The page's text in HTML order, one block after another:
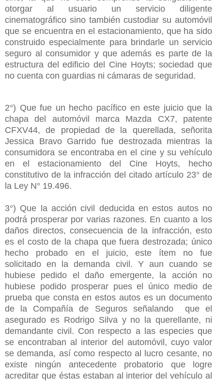
otorgar al usuario un servicio diligente
cinematográfico sino también custodiar su automóvil
que se encuentra en el estacionamiento, que ha sido
construido especialmente para brindarle un servicio
seguro al consumidor y que además es parte de la
estructura del edificio del Cine Hoyts; sociedad que
no cuenta con guardias ni cámaras de seguridad.
2°) Que fue un hecho pacífico en este juicio que la
chapa del automóvil marca Mazda CX7, patente
CFXV44, de propiedad de la querellada, señorita
Jessica Bravo Garrido fue destrozada mientras la
consumidora se encontraba en el cine y su vehículo
en el estacionamiento del Cine Hoyts, hecho
constitutivo de la infracción del citado artículo 23° de
la Ley N° 19.496.
3°) Que la acción civil deducida en estos autos no
podrá prosperar por varias razones. En cuanto a los
daños directos, consecuencia de la infracción, esto
es el costo de la chapa que fuera destrozada; único
hecho probado en el juicio, este ítem no fue
solicitado en la demanda civil. Y aun cuando se
hubiese pedido el daño emergente, la acción no
hubiese podido prosperar pues el único medio de
prueba que consta en estos autos es un documento
de la Compañía de Seguros señalando que el
asegurado es Rodrigo Silva y no la querellante, ni
demandante civil. Con respecto a las especies que
se encontraban al interior del automóvil, cuyo valor
se demanda, así como respecto al lucro cesante, no
existe ningún antecedente probatorio que logre
acreditar que éstas estaban al interior del vehículo al